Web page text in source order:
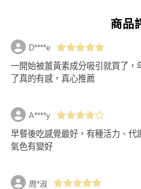
商品
D****e
一開始被薑黃素成分吸引就買了
了真的有感，真心推薦
A****y
早餐後吃感覺最好，有種活力、
氣色有變好
周*淑